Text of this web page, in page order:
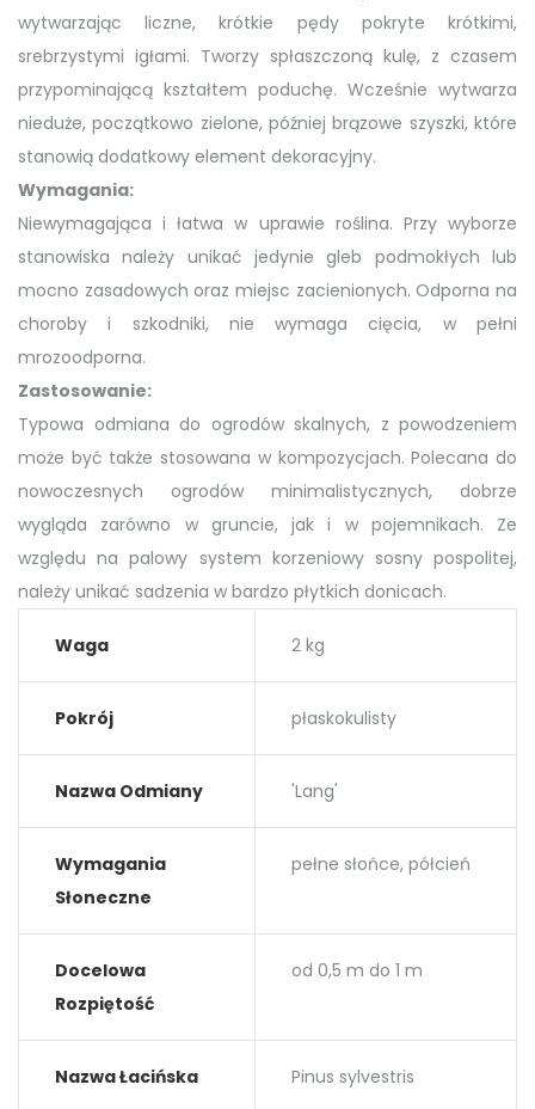
wytwarzając liczne, krótkie pędy pokryte krótkimi,
srebrzystymi igłami. Tworzy spłaszczoną kulę, z czasem
przypominającą kształtem poduchę. Wcześnie wytwarza
nieduże, początkowo zielone, później brązowe szyszki, które
stanowią dodatkowy element dekoracyjny.
Wymagania:
Niewymagająca i łatwa w uprawie roślina. Przy wyborze
stanowiska należy unikać jedynie gleb podmokłych lub
mocno zasadowych oraz miejsc zacienionych. Odporna na
choroby i szkodniki, nie wymaga cięcia, w pełni
mrozoodporna.
Zastosowanie:
Typowa odmiana do ogrodów skalnych, z powodzeniem
może być także stosowana w kompozycjach. Polecana do
nowoczesnych ogrodów minimalistycznych, dobrze
wygląda zarówno w gruncie, jak i w pojemnikach. Ze
względu na palowy system korzeniowy sosny pospolitej,
należy unikać sadzenia w bardzo płytkich donicach.
Waga 2 kg
Pokrój płaskokulisty
Nazwa Odmiany 'Lang'
Wymagania
Słoneczne
pełne słońce, półcień
Docelowa
Rozpiętość
od 0,5 m do 1 m
Nazwa Łacińska Pinus sylvestris